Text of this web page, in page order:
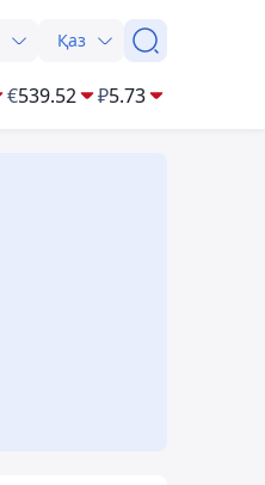
Қаз
€539.52 ₽5.73